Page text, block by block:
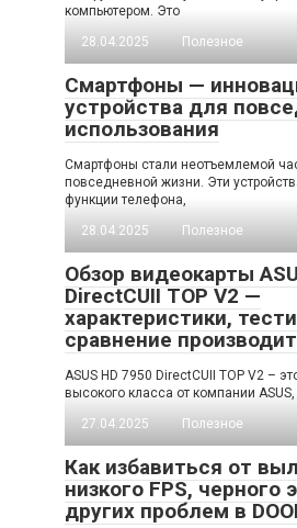
компьютером. Это
28.04.2025
Полезное
Смартфоны —
устройства для
использования
Смартфоны стали неотъемлемой
повседневной жизни. Эти
функции телефона,
28.04.2025
Полезное
Обзор видеокарты
DirectCUII TOP V2 —
характеристики,
сравнение
ASUS HD 7950 DirectCUII TOP V2 –
высокого класса от компании ASUS,
27.04.2025
Полезное
Как избавиться от
низкого FPS, черного
других проблем в